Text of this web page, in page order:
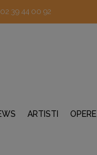
02 39 44 00 92
ARTISTI OPERE